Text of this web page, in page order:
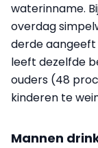
waterinname.
overdag
derde aangeeft
leeft dezelfde
ouders (48
kinderen te
Mannen